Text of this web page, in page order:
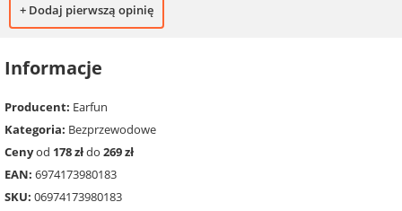
+ Dodaj pierwszą opinię
Informacje
Producent: Earfun
Kategoria: Bezprzewodowe
Cenyod 178 złdo 269 zł
EAN: 6974173980183
SKU: 06974173980183